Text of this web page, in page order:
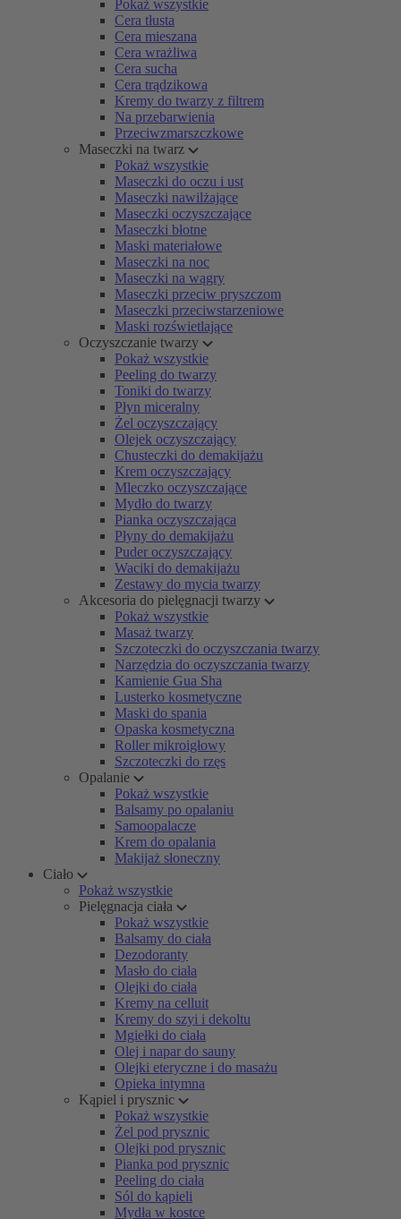
Pokaż wszystkie
Cera tłusta
Cera mieszana
Cera wrażliwa
Cera sucha
Cera trądzikowa
Kremy do twarzy z filtrem
Na przebarwienia
Przeciwzmarszczkowe
Maseczki na twarz
Pokaż wszystkie
Maseczki do oczu i ust
Maseczki nawilżające
Maseczki oczyszczające
Maseczki błotne
Maski materiałowe
Maseczki na noc
Maseczki na wągry
Maseczki przeciw pryszczom
Maseczki przeciwstarzeniowe
Maski rozświetlające
Oczyszczanie twarzy
Pokaż wszystkie
Peeling do twarzy
Toniki do twarzy
Płyn miceralny
Żel oczyszczający
Olejek oczyszczający
Chusteczki do demakijażu
Krem oczyszczający
Mleczko oczyszczające
Mydło do twarzy
Pianka oczyszczająca
Płyny do demakijażu
Puder oczyszczający
Waciki do demakijażu
Zestawy do mycia twarzy
Akcesoria do pielęgnacji twarzy
Pokaż wszystkie
Masaż twarzy
Szczoteczki do oczyszczania twarzy
Narzędzia do oczyszczania twarzy
Kamienie Gua Sha
Lusterko kosmetyczne
Maski do spania
Opaska kosmetyczna
Roller mikroigłowy
Szczoteczki do rzęs
Opalanie
Pokaż wszystkie
Balsamy po opalaniu
Samoopalacze
Krem do opalania
Makijaż słoneczny
Ciało
Pokaż wszystkie
Pielęgnacja ciała
Pokaż wszystkie
Balsamy do ciała
Dezodoranty
Masło do ciała
Olejki do ciała
Kremy na celluit
Kremy do szyi i dekoltu
Mgiełki do ciała
Olej i napar do sauny
Olejki eteryczne i do masażu
Opieka intymna
Kąpiel i prysznic
Pokaż wszystkie
Żel pod prysznic
Olejki pod prysznic
Pianka pod prysznic
Peeling do ciała
Sól do kąpieli
Mydła w kostce